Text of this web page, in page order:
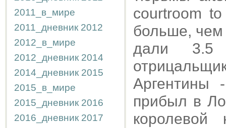
2011_в_мире
2011_дневник 2012
2012_в_мире
2012_дневник 2014
2014_дневник 2015
2015_в_мире
2015_дневник 2016
2016_дневник 2017
courtroom
больше, чем
дали 3.5
Аргентины
прибыл в
королевой